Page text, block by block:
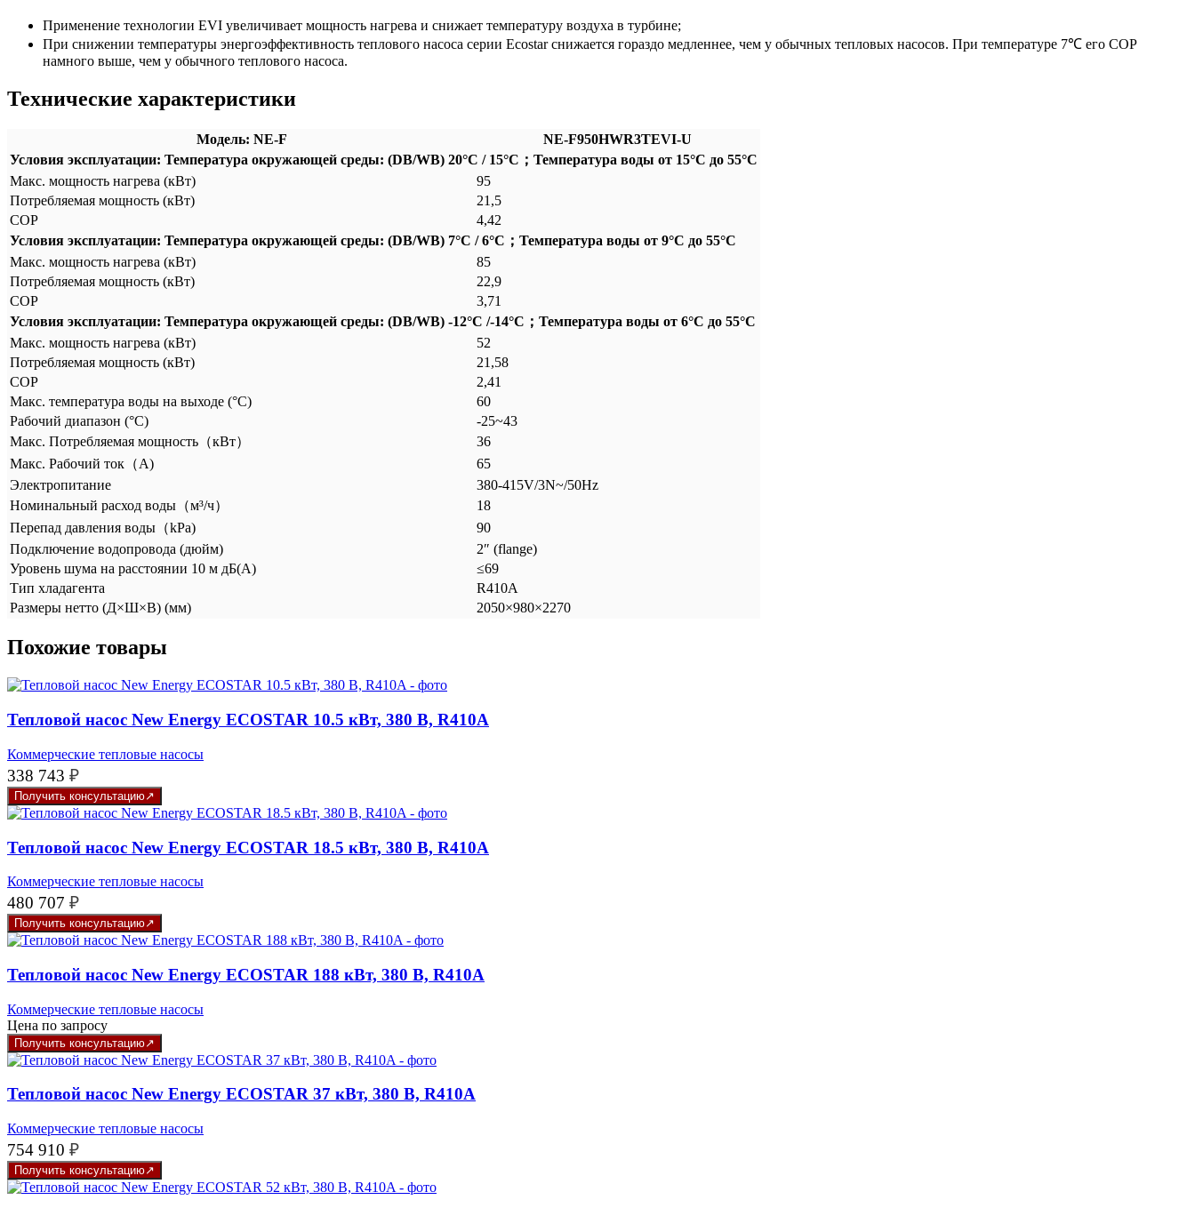
Применение технологии EVI увеличивает мощность нагрева и снижает температуру воздуха в турбине;
При снижении температуры энергоэффективность теплового насоса серии Ecostar снижается гораздо медленнее, чем у обычных тепловых насосов. При температуре 7℃ его COP
намного выше, чем у обычного теплового насоса.
Технические характеристики
Модель: NE-F
NE-F950HWR3TEVI-U
Условия эксплуатации: Температура окружающей среды: (DB/WB) 20°C / 15°C；Температура воды от 15°C до 55°C
Макс. мощность нагрева (кВт)
95
Потребляемая мощность (кВт)
21,5
COP
4,42
Условия эксплуатации: Температура окружающей среды: (DB/WB) 7°C / 6°C；Температура воды от 9°C до 55°C
Макс. мощность нагрева (кВт)
85
Потребляемая мощность (кВт)
22,9
COP
3,71
Условия эксплуатации: Температура окружающей среды: (DB/WB) -12°C /-14°C；Температура воды от 6°C до 55°C
Макс. мощность нагрева (кВт)
52
Потребляемая мощность (кВт)
21,58
COP
2,41
Макс. температура воды на выходе (°C)
60
Рабочий диапазон (°C)
-25~43
Макс. Потребляемая мощность（кВт）
36
Макс. Рабочий ток（A)
65
Электропитание
380-415V/3N~/50Hz
Номинальный расход воды（м³/ч）
18
Перепад давления воды（kPa)
90
Подключение водопровода (дюйм)
2″ (flange)
Уровень шума на расстоянии 10 м дБ(A)
≤69
Тип хладагента
R410A
Размеры нетто (Д×Ш×В) (мм)
2050×980×2270
Похожие товары
Тепловой насос New Energy ECOSTAR 10.5 кВт, 380 В, R410A
Коммерческие тепловые насосы
338 743 ₽
Получить консультацию
Тепловой насос New Energy ECOSTAR 18.5 кВт, 380 В, R410A
Коммерческие тепловые насосы
480 707 ₽
Получить консультацию
Тепловой насос New Energy ECOSTAR 188 кВт, 380 В, R410A
Коммерческие тепловые насосы
Цена по запросу
Получить консультацию
Тепловой насос New Energy ECOSTAR 37 кВт, 380 В, R410A
Коммерческие тепловые насосы
754 910 ₽
Получить консультацию